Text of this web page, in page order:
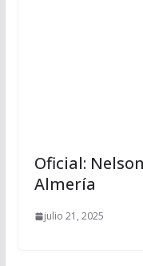
Oficial:
Almería
julio 21, 2025